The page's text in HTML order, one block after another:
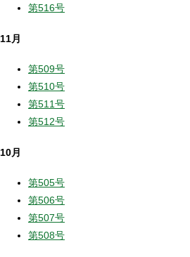
第516号
11月
第509号
第510号
第511号
第512号
10月
第505号
第506号
第507号
第508号